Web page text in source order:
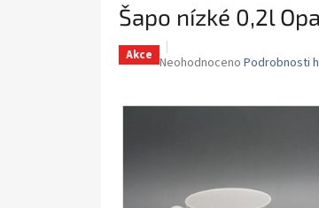
Šapo nízké 0,2l
Akce Průměrné
Neohodnoceno Podrobnosti